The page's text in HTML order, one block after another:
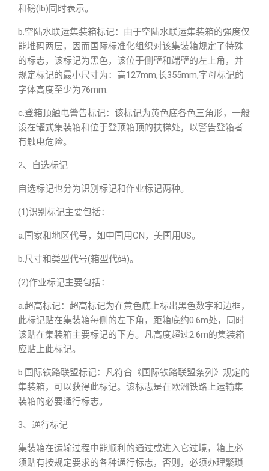
和磅(lb)同时表示。
b.空陆水联运集装箱标记：由于空陆水联运集装箱的强度仅
能堆码两层，因而国际标准化组织对该集装箱规定了特殊
的标志，该标记为黑色，该位于侧壁和端壁的左上角，并
规定标记的最小尺寸为：高127mm,长355mm,字母标记的
字体高度至少为76mm.
c.登箱顶触电警告标记：该标记为黄色底各色三角形，一般
设在罐式集装箱和位于登顶箱顶的扶梯处，以警告登箱者
有触电危险。
2、自选标记
自选标记也分为识别标记和作业标记两种。
(1)识别标记主要包括：
a.国家和地区代号，如中国用CN，美国用US。
b.尺寸和类型代号(箱型代码)。
(2)作业标记主要包括：
a.超高标记：超高标记为在黄色底上标出黑色数字和边框，
此标记贴在集装箱每侧的左下角，距箱底约0.6m处，同时
该贴在集装箱主要标记的下方。凡高度超过2.6m的集装箱
应贴上此标记。
b.国际铁路联盟标记：凡符合《国际铁路联盟条列》规定的
集装箱，可以获得此标记。该标志是在欧洲铁路上运输集
装箱的必要通行标志。
3、通行标记
集装箱在运输过程中能顺利的通过或进入它过境，箱上必
须贴有按规定要求的各种通行标志，否则，必须办理繁琐